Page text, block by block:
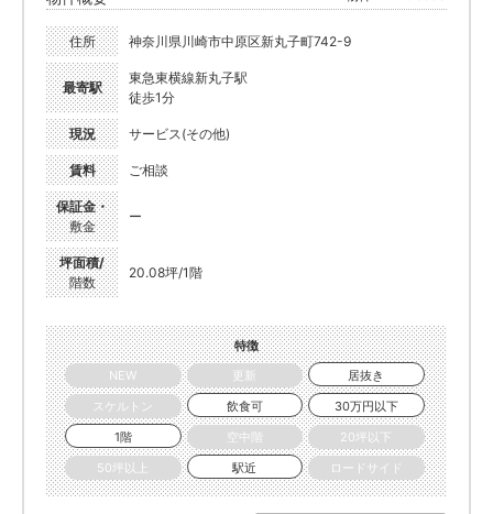
住所 神奈川県川崎市中原区新丸子町742-9
最寄駅
東急東横線新丸子駅
徒歩1分
現況 サービス(その他)
賃料 ご相談
保証金・
敷金
ー
坪面積/
階数
20.08坪/1階
特徴
NEW
更新
居抜き
スケルトン
飲食可
30万円以下
1階
空中階
20坪以下
50坪以上
駅近 ロードサイド